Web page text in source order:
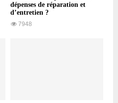
dépenses de réparation et
d’entretien ?
7948